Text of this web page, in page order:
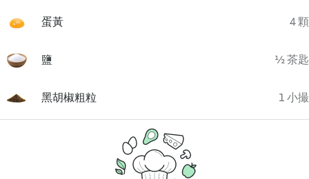
蛋黃 4 顆
鹽 ½ 茶匙
黑胡椒粗粒 1 小撮